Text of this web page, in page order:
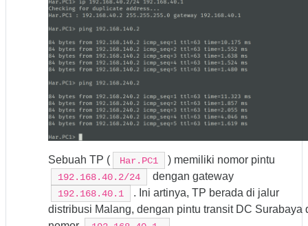
Sebuah TP ( Har.PC1 ) memiliki nomor pintu
192.168.40.2/24 dengan gateway
192.168.40.1
. Ini artinya, TP berada di jalur
distribusi Malang, dengan pintu transit DC Surabaya